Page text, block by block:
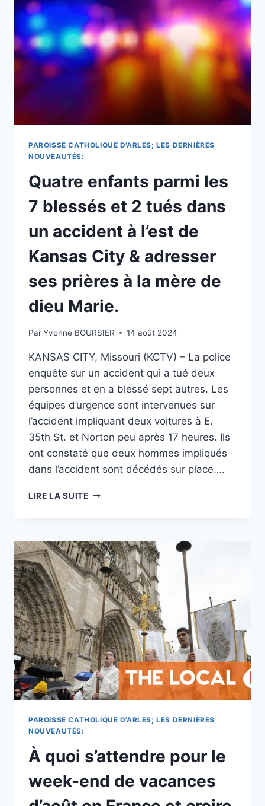
D’AVOIR
DE
L’ESPOIR
AFIN
DE
SE
DÉVOUER
.
PAROISSE CATHOLIQUE D'ARLES; LES DERNIÈRES
NOUVEAUTÉS:
Quatre enfants parmi les
7 blessés et 2 tués dans
un accident à l’est de
Kansas City & adresser
ses prières à la mère de
dieu Marie.
ParYvonne BOURSIER 14 août 2024
KANSAS CITY, Missouri (KCTV) – La police
enquête sur un accident qui a tué deux
personnes et en a blessé sept autres. Les
équipes d’urgence sont intervenues sur
l’accident impliquant deux voitures à E.
35th St. et Norton peu après 17 heures. Ils
ont constaté que deux hommes impliqués
dans l’accident sont décédés sur place….
LIRE LA SUITEQUATRE
7
BLESSÉS
ET
2
TUÉS
DANS
UN
ACCIDENT
À
L’EST
DE
KANSAS
CITY
ADRESSER
À
MÈRE
PAROISSE CATHOLIQUE D'ARLES; LES DERNIÈRES
NOUVEAUTÉS:
À quoi s’attendre pour le
week-end de vacances